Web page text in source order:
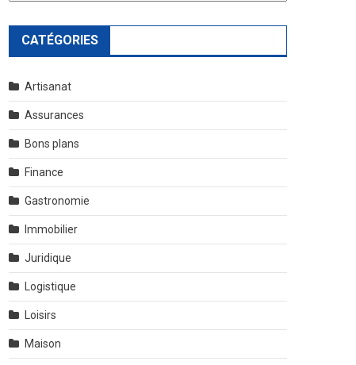
CATÉGORIES
Artisanat
Assurances
Bons plans
Finance
Gastronomie
Immobilier
Juridique
Logistique
Loisirs
Maison